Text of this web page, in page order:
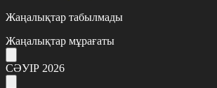
Жаңалықтар табылмады
Жаңалықтар мұрағаты
СӘУІР 2026